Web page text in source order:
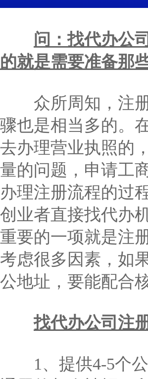
问：找代办公
的就是需要准备那
众所周知，注册
骤也是相当多的。
去办理营业执照的
量的问题，申请工
办理注册流程的过
创业者直接找代办
重要的一项就是注
考虑很多因素，如
公地址，要能配合
找代办公司注
1、提供4-5个公